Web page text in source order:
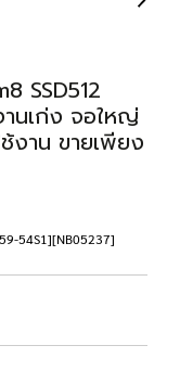
SSD512
านเก่ง จอใหญ่
งาน ขายเพียง
54S1][NB05237]